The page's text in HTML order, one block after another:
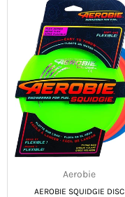
Aerobie
AEROBIE SQUIDGIE DISC